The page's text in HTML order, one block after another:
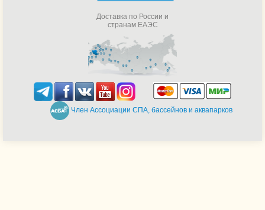
Доставка по России и
странам ЕАЭС
Член Ассоциации СПА, бассейнов и аквапарков